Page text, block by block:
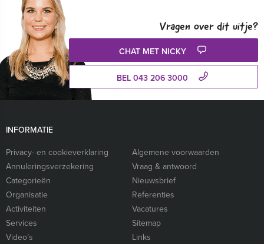
Vragen over dit uitje?
CHAT MET NICKY
BEL 043 206 3000
INFORMATIE
Privacy- en cookieverklaring
Algemene voorwaarden
Annuleringsverzekering
Vraag & antwoord
Categorieën
Nieuwsbrief
Organisatie
Referenties
Activiteiten
Vacatures
Services
Sitemap
Video’s
Links